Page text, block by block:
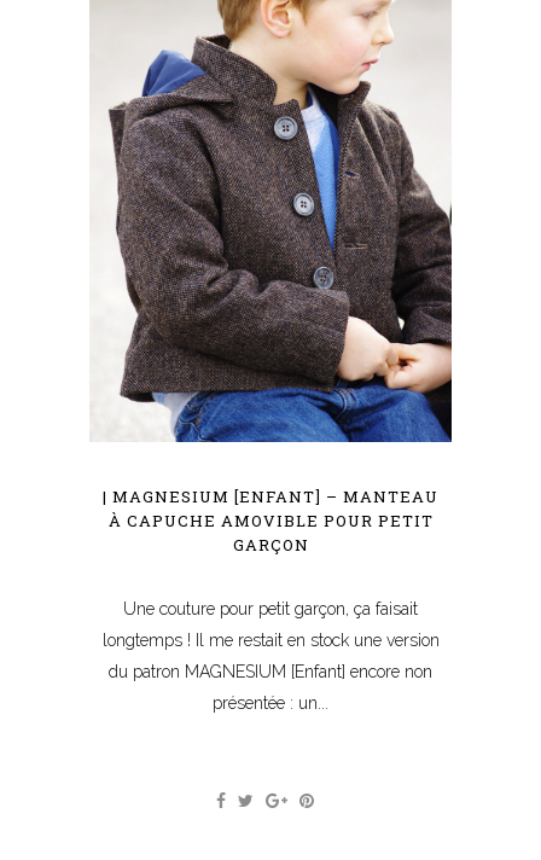
| MAGNESIUM [ENFANT] – MANTEAU
À CAPUCHE AMOVIBLE POUR PETIT
GARÇON
Une couture pour petit garçon, ça faisait
longtemps ! Il me restait en stock une version
du patron MAGNESIUM [Enfant] encore non
présentée : un...